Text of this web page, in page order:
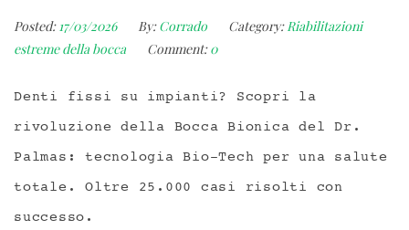
Posted: 17/03/2026 By: Corrado Category: Riabilitazioni
estreme della bocca
Comment:0
Denti fissi su impianti? Scopri la
rivoluzione della Bocca Bionica del Dr.
Palmas: tecnologia Bio-Tech per una salute
totale. Oltre 25.000 casi risolti con
successo.